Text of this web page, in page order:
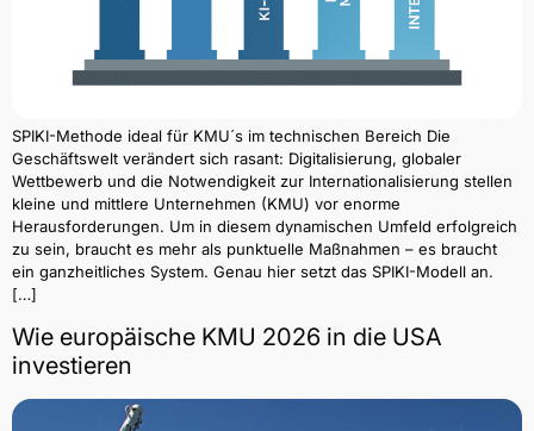
SPIKI-Methode ideal für KMU´s im technischen Bereich Die
Geschäftswelt verändert sich rasant: Digitalisierung, globaler
Wettbewerb und die Notwendigkeit zur Internationalisierung stellen
kleine und mittlere Unternehmen (KMU) vor enorme
Herausforderungen. Um in diesem dynamischen Umfeld erfolgreich
zu sein, braucht es mehr als punktuelle Maßnahmen – es braucht
ein ganzheitliches System. Genau hier setzt das SPIKI-Modell an.
[…]
Wie europäische KMU 2026 in die USA
investieren